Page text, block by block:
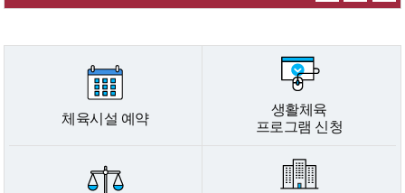
체육시설 예약
생활체육
프로그램 신청